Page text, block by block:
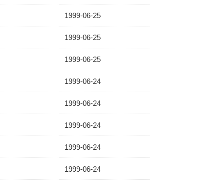
1999-06-25
1999-06-25
1999-06-25
1999-06-24
1999-06-24
1999-06-24
1999-06-24
1999-06-24